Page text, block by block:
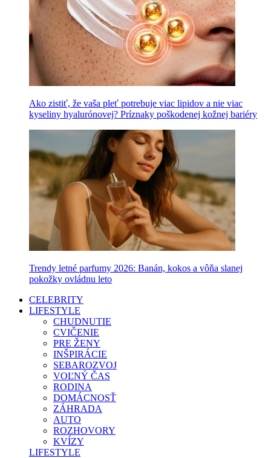
Ako zistiť, že vaša pleť potrebuje viac lipidov a nie viac
kyseliny hyalurónovej? Príznaky poškodenej kožnej bariéry
Trendy letné parfumy 2026: Banán, kokos a vôňa slanej
pokožky ovládnu leto
CELEBRITY
LIFESTYLE
CHUDNUTIE
CVIČENIE
PRE ŽENY
INŠPIRÁCIE
SEBAROZVOJ
VOĽNÝ ČAS
RODINA
DOMÁCNOSŤ
ZÁHRADA
AUTO
ROZHOVORY
KVÍZY
LIFESTYLE